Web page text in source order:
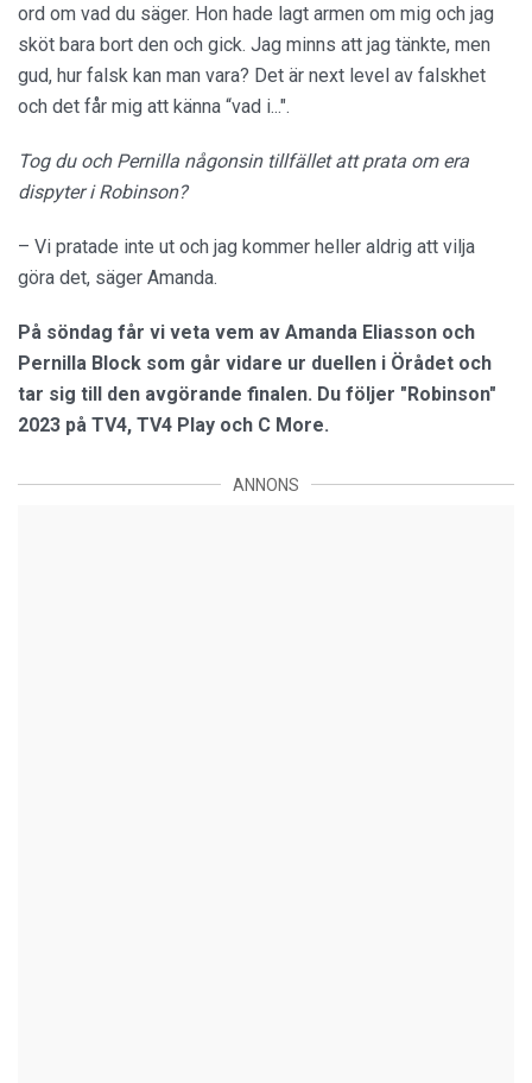
ord om vad du säger. Hon hade lagt armen om mig och jag
sköt bara bort den och gick. Jag minns att jag tänkte, men
gud, hur falsk kan man vara? Det är next level av falskhet
och det får mig att känna “vad i...".
Tog du och Pernilla någonsin tillfället att prata om era
dispyter i Robinson?
– Vi pratade inte ut och jag kommer heller aldrig att vilja
göra det, säger Amanda.
På söndag får vi veta vem av Amanda Eliasson och
Pernilla Block som går vidare ur duellen i Örådet och
tar sig till den avgörande finalen. Du följer "Robinson"
2023 på TV4, TV4 Play och C More.
ANNONS